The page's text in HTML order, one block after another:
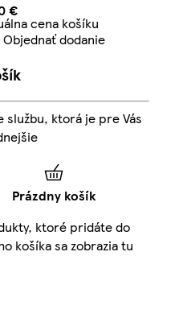
€ Aktuálna cena košíku
€
cena košíku
Objednať dodanie
službu, ktorá je pre Vás
Prázdny košík
ktoré pridáte do
košíka sa zobrazia tu